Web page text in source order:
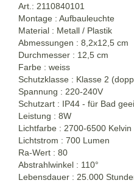
Art.: 2110840101
Montage : Aufbauleuchte
Material : Metall / Plastik
Abmessungen : 8,2x12,5 cm
Durchmesser : 12,5 cm
Farbe : weiss
Schutzklasse : Klasse 2
Spannung : 220-240V
Schutzart : IP44 - für Bad
Leistung : 8W
Lichtfarbe : 2700-6500 Kelvin
Lichtstrom : 700 Lumen
Ra-Wert : 80
Abstrahlwinkel : 110°
Lebensdauer : 25.000